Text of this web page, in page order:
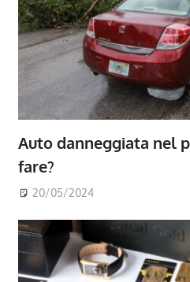
Auto danneggiata nel
fare?
20/05/2024